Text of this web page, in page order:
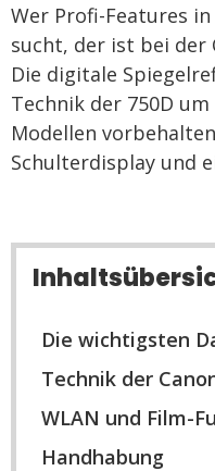
Wer Profi-Features
sucht, der ist bei der
Die digitale
Technik der 750D
Modellen
Schulterdisplay und
Die wichtigsten
Technik der
WLAN und Film-
Handhabung